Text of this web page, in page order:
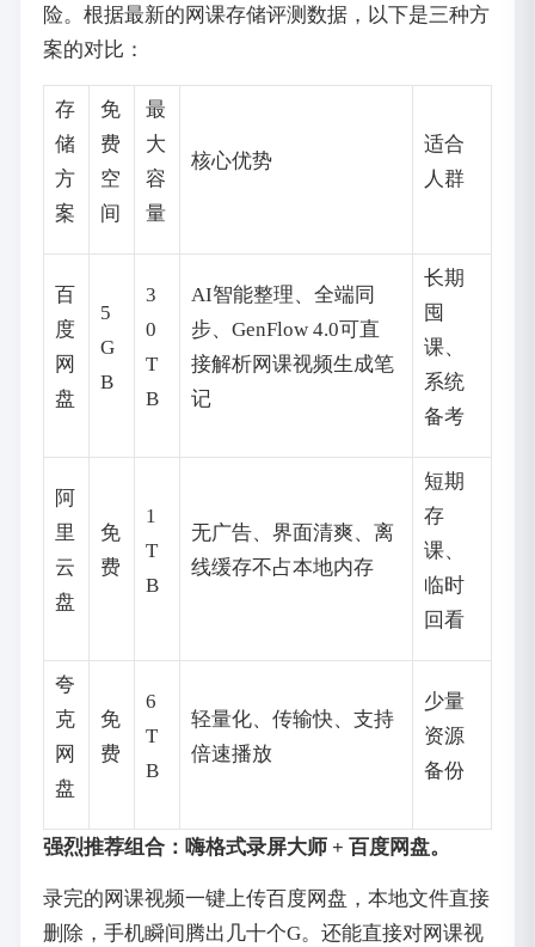
险。根据最新的网课存储评测数据，以下是三种方
案的对比：
存
储
方
案
免
费
空
间
最
大
容
量
核心优势
适合
人群
百
度
网
盘
5
G
B
3
0
T
B
AI智能整理、全端同
步、GenFlow 4.0可直
接解析网课视频生成笔
记
长期
囤
课、
系统
备考
阿
里
云
盘
免
费
1
T
B
无广告、界面清爽、离
线缓存不占本地内存
短期
存
课、
临时
回看
夸
克
网
盘
免
费
6
T
B
轻量化、传输快、支持
倍速播放
少量
资源
备份
强烈推荐组合：嗨格式录屏大师 + 百度网盘。
录完的网课视频一键上传百度网盘，本地文件直接
删除，手机瞬间腾出几十个G。还能直接对网课视